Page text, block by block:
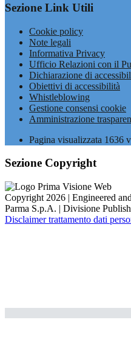
Sezione Link Utili
Cookie policy
Note legali
Informativa Privacy
Ufficio Relazioni con il
Dichiarazione di
Obiettivi di accessibilità
Whistleblowing
Gestione consensi cookie
Amministrazione
Pagina visualizzata 1636
Sezione Copyright
Copyright 2026 | Engineered
Parma S.p.A. | Divisione
Disclaimer trattamento dati